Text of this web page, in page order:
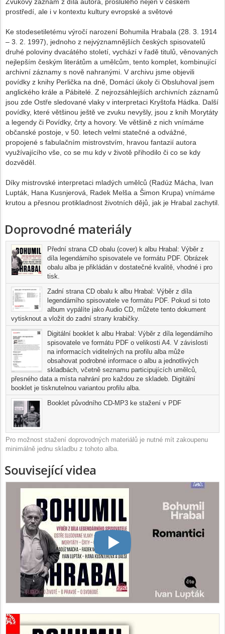
prostředí, ale i v kontextu kultury evropské a světové
Ke stodesetiletému výročí narození Bohumila Hrabala (28. 3. 1914
– 3. 2. 1997), jednoho z nejvýznamnějších českých spisovatelů
druhé poloviny dvacátého století, vychází v řadě titulů, věnovaných
nejlepším českým literátům a umělcům, tento komplet, kombinující
archivní záznamy s nově nahranými. V archivu jsme objevili
povídky z knihy Perlička na dně, Domácí úkoly či Obsluhoval jsem
anglického krále a Pábitelé. Z nejrozsáhlejších archivních záznamů
jsou zde Ostře sledované vlaky v interpretaci Kryštofa Hádka. Další
povídky, které většinou ještě ve zvuku nevyšly, jsou z knih Morytáty
a legendy či Povídky, črty a hovory. Ve většině z nich vnímáme
občanské postoje, v 50. letech velmi statečné a odvážné,
propojené s fabulačním mistrovstvím, hravou fantazií autora
využívajícího vše, co se mu kdy v životě přihodilo či co se kdy
dozvěděl.
Díky mistrovské interpretaci mladých umělců (Radúz Mácha, Ivan
Lupták, Hana Kusnjerová, Radek Melša a Šimon Krupa) vnímáme
krutou a přesnou protikladnost životních dějů, jak je Hrabal zachytil.
Doprovodné materiály
Přední strana CD obalu (cover) k albu Hrabal: Výběr z
díla legendárního spisovatele ve formátu PDF. Obrázek
obalu alba je přikládán v dostatečné kvalitě, vhodné i pro
tisk.
Zadní strana CD obalu k albu Hrabal: Výběr z díla
legendárního spisovatele ve formátu PDF. Pokud si toto
album vypálíte jako Audio CD, můžete tento dokument
vytisknout a vložit do zadní strany krabičky.
Digitální booklet k albu Hrabal: Výběr z díla legendárního
spisovatele ve formátu PDF o velikosti A4. V závislosti
na informacích viditelných na profilu alba může
obsahovat podrobné informace o albu a jednotlivých
skladbách, včetně seznamu participujících umělců,
přesného data a místa nahrání pro každou ze skladeb. Digitální
booklet je tisknutelnou variantou profilu alba.
Booklet původního CD-MP3 ke stažení v PDF
Pro možnost stažení doprovodných materiálů je nutné mít zakoupenu
minimálně jednu skladbu z tohoto alba.
Související videa